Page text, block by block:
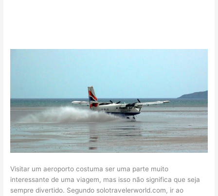
Visitar um aeroporto costuma ser uma parte muito
interessante de uma viagem, mas isso não significa que seja
sempre divertido. Segundo solotravelerworld.com, ir ao